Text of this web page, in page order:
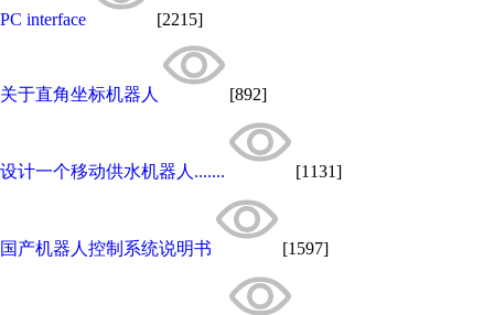
PC interface [2215]
关于直角坐标机器人 [892]
设计一个移动供水机器人....... [1131]
国产机器人控制系统说明书 [1597]